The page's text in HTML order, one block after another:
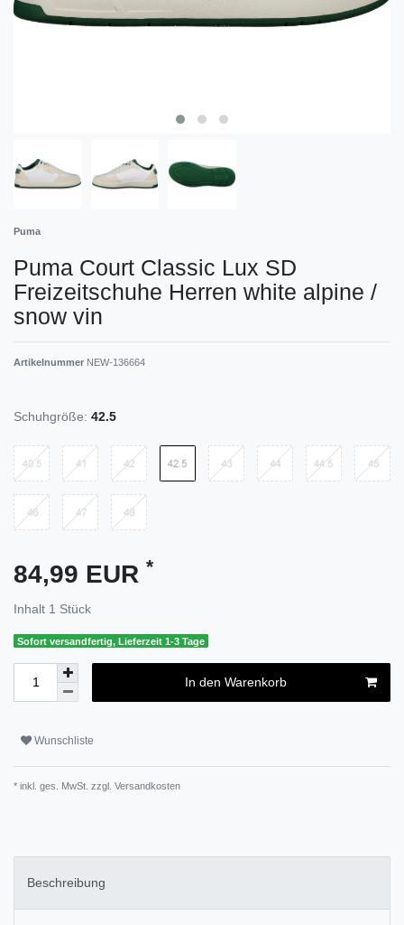
Puma
Puma Court Classic Lux SD
Freizeitschuhe Herren white alpine /
snow vin
Artikelnummer NEW-136664
Schuhgröße: 42.5
84,99 EUR *
Inhalt 1 Stück
Sofort versandfertig, Lieferzeit 1-3 Tage
In den Warenkorb
Wunschliste
* inkl. ges. MwSt. zzgl. Versandkosten
Beschreibung